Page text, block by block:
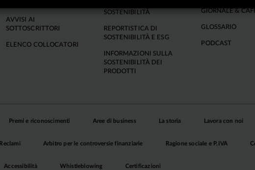
AVVISI AI
SOTTOSCRITTORI
ELENCO COLLOCATORI
SOSTENIBILITÀ
REPORTISTICA DI
SOSTENIBILITÀ E ESG
INFORMAZIONI SULLA
SOSTENIBILITÀ DEI
PRODOTTI
GIORNALE &
GLOSSARIO
PODCAST
Premi e riconoscimenti Aree di business La storia Lavora con noi
Reclami Arbitro per le controversie finanziarie Ragione sociale e P.IVA
Accessibilità Whistleblowing Certificazioni